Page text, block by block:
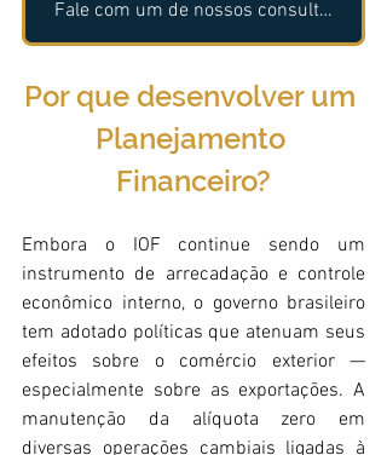
Fale com um de nossos consultores!
Por que desenvolver um
Planejamento
Financeiro?
Embora o IOF continue sendo um
instrumento de arrecadação e controle
econômico interno, o governo brasileiro
tem adotado políticas que atenuam seus
efeitos sobre o comércio exterior —
especialmente sobre as exportações. A
manutenção da alíquota zero em
diversas operações cambiais ligadas à